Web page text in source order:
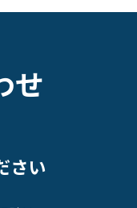
せ
さい